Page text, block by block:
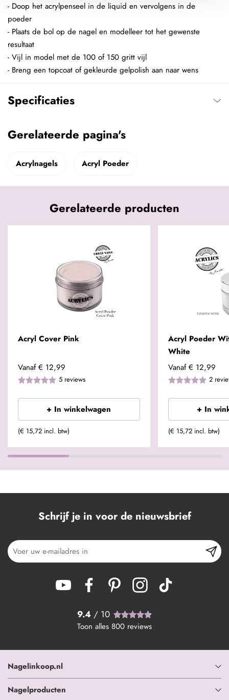
- Doop het acrylpenseel in de liquid en vervolgens in de
poeder
- Plaats de bol op de nagel en modelleer tot het gewenste
resultaat
- Vijl in model met de 100 of 150 gritt vijl
- Breng een topcoat of gekleurde gelpolish aan naar wens
Specificaties
Gerelateerde pagina's
Acrylnagels Acryl Poeder
Gerelateerde producten
Acryl Cover Pink
Vanaf € 12,99
5 reviews
+ In winkelwagen
(€ 15,72 incl. btw)
Acryl Poeder
White
Vanaf € 12,99
2
+ In
(€ 15,72 incl. btw)
Schrijf je in voor de nieuwsbrief
9.4 / 10
Toon alles 800 reviews
Nagelinkoop.nl
Nagelproducten